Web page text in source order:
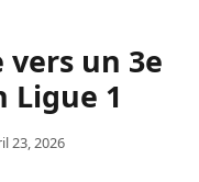
un 3e
1
23, 2026